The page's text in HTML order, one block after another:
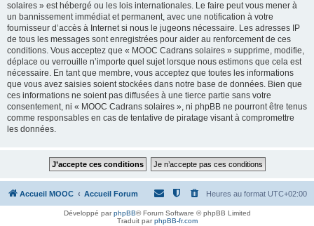
solaires » est hébergé ou les lois internationales. Le faire peut vous mener à
un bannissement immédiat et permanent, avec une notification à votre
fournisseur d’accès à Internet si nous le jugeons nécessaire. Les adresses IP
de tous les messages sont enregistrées pour aider au renforcement de ces
conditions. Vous acceptez que « MOOC Cadrans solaires » supprime, modifie,
déplace ou verrouille n’importe quel sujet lorsque nous estimons que cela est
nécessaire. En tant que membre, vous acceptez que toutes les informations
que vous avez saisies soient stockées dans notre base de données. Bien que
ces informations ne soient pas diffusées à une tierce partie sans votre
consentement, ni « MOOC Cadrans solaires », ni phpBB ne pourront être tenus
comme responsables en cas de tentative de piratage visant à compromettre
les données.
Accueil MOOC Accueil Forum Heures au format UTC+02:00
Développé parphpBB® Forum Software © phpBB Limited
Traduit parphpBB-fr.com